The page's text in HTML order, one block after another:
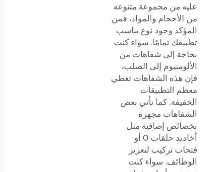
عليه من مجموعة متنوعة
من الأحجام والمواد، فمن
المؤكد وجود نوع يناسب
تطبيقك تمامًا. سواء كنت
بحاجة إلى شفاهات من
الألومنيوم إلى الصلب،
فإن هذه الشفاهات تغطي
معظم التطبيقات
الخفيفة. كما تأتي بعض
الشفاهات مجهزة
بخصائص إضافية مثل
أخاديد حلقات O أو
فتحات تركيب لتعزيز
الوظائف. سواء كنت